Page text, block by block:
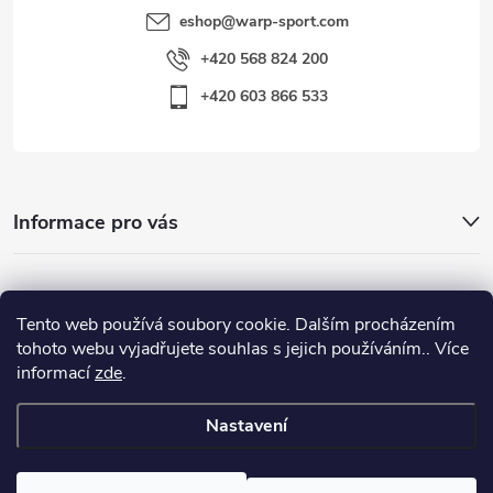
Tento web používá soubory cookie. Dalším procházením
tohoto webu vyjadřujete souhlas s jejich používáním.. Více
informacízde.
Nastavení
eshop@warp-sport.com
+420 568 824 200
+420 603 866 533
Informace pro vás
Nejhledanější
Důležité odkazy
Warp-Sport.com. Všechna práva vyhrazena.